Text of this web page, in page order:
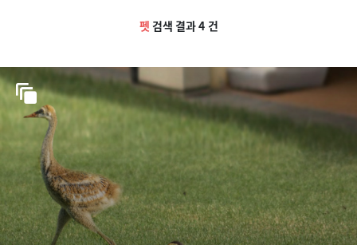
펫 검색 결과 4 건